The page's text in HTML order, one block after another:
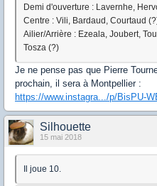
Demi d'ouverture : Lavernhe,
Centre : Vili, Bardaud, Courtaud
Ailier/Arrière : Ezeala, Joubert,
Tosza (?)
Je ne pense pas que Pierre
prochain, il sera à Montpellier :
https://www.instagra.../p/BisPU-
Silhouette
15 mai 2018
Il joue 10.